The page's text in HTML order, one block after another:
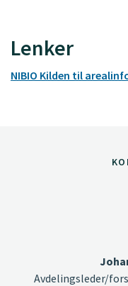
Lenker
NIBIO Kilden til
Avdelingsleder/